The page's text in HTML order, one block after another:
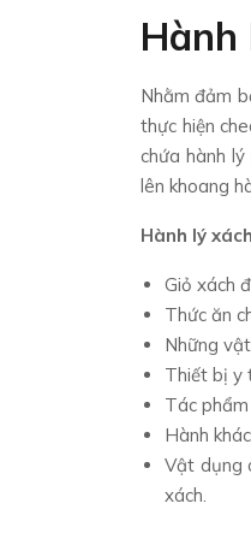
Hành
Nhằm đảm
thực hiện
chứa hành
lên khoang
Hành lý
Giỏ xách
Thức ăn
Những
Thiết bị y
Tác
Hành
Vật dụng
xách.